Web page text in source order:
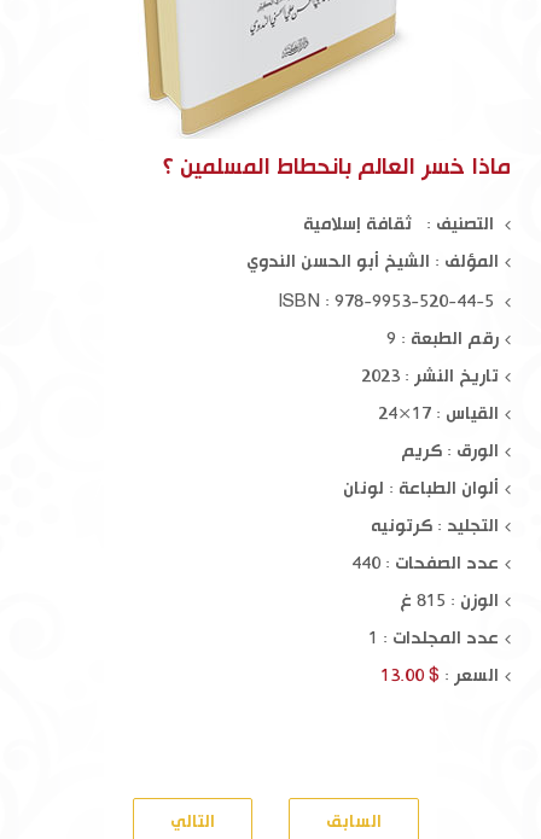
ماذا خسر العالم بانحطاط المسلمين ؟
التصنيف : ثقافة إسلامية
المؤلف : الشيخ أبو الحسن الندوي
رقم الطبعة : 9
تاريخ النشر : 2023
القياس : 17×24
الورق : كريم
ألوان الطباعة : لونان
التجليد : كرتونيه
عدد الصفحات : 440
الوزن : 815 غ
عدد المجلدات : 1
السعر : $ 13.00
التالي السابق